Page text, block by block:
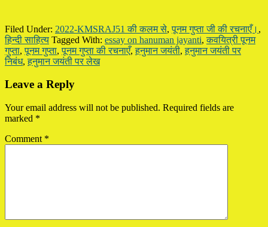
Filed Under: 2022-KMSRAJ51 की कलम से,पूनम गुप्ता जी की रचनाएँ। ,
हिन्दी साहित्य Tagged With: essay on hanuman jayanti,कवयित्री पूनम
गुप्ता,पूनम गुप्ता,पूनम गुप्ता की रचनाएँ,हनुमान जयंती,हनुमान जयंती पर
निबंध,हनुमान जयंती पर लेख
Reader
Leave a Reply
Your email address will not be published. Required fields are
marked *
Comment *